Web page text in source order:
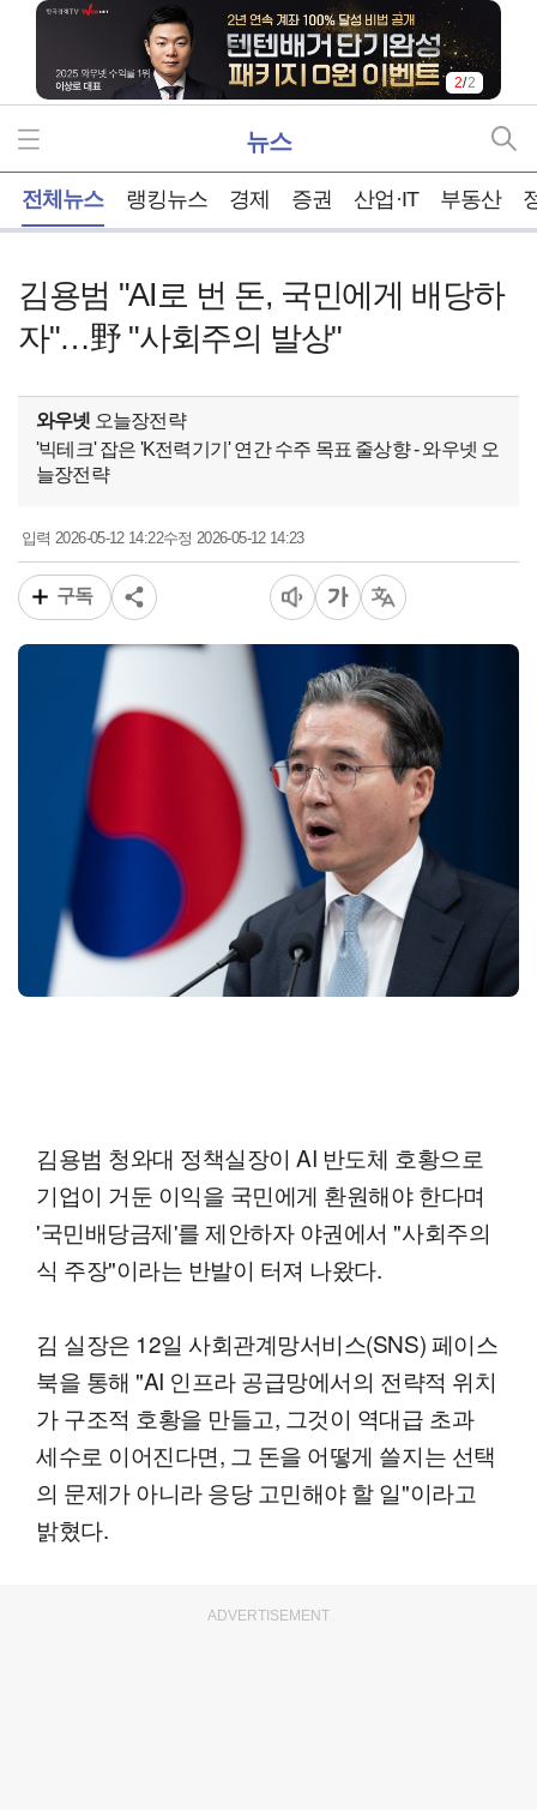
2/2
뉴스
전체뉴스 랭킹뉴스 경제 증권 산업·IT 부동산
김용범 "AI로 번 돈, 국민에게 배당하
자"…野 "사회주의 발상"
와우넷 오늘장전략
'빅테크' 잡은 'K전력기기' 연간 수주 목표 줄상향 - 와우넷 오
늘장전략
입력 2026-05-12 14:22수정 2026-05-12 14:23
구독
김용범 청와대 정책실장이 AI 반도체 호황으로
기업이 거둔 이익을 국민에게 환원해야 한다며
'국민배당금제'를 제안하자 야권에서 "사회주의
식 주장"이라는 반발이 터져 나왔다.
김 실장은 12일 사회관계망서비스(SNS) 페이스
북을 통해 "AI 인프라 공급망에서의 전략적 위치
가 구조적 호황을 만들고, 그것이 역대급 초과
세수로 이어진다면, 그 돈을 어떻게 쓸지는 선택
의 문제가 아니라 응당 고민해야 할 일"이라고
밝혔다.
ADVERTISEMENT